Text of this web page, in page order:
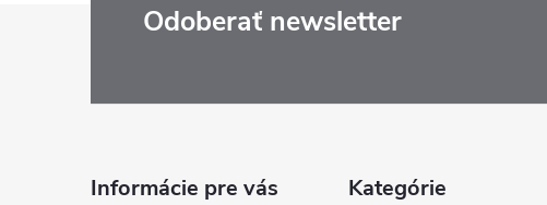
Odoberať newsletter
Informácie pre vás Kategórie